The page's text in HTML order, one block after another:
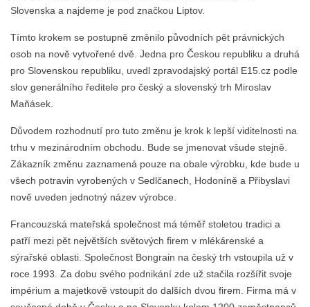
Slovenska a najdeme je pod značkou Liptov.
Tímto krokem se postupně změnilo původních pět právnických
osob na nově vytvořené dvě. Jedna pro Českou republiku a druhá
pro Slovenskou republiku, uvedl zpravodajský portál E15.cz podle
slov generálního ředitele pro český a slovenský trh Miroslav
Maňásek.
Důvodem rozhodnutí pro tuto změnu je krok k lepší viditelnosti na
trhu v mezinárodním obchodu. Bude se jmenovat všude stejně.
Zákazník změnu zaznamená pouze na obale výrobku, kde bude u
všech potravin vyrobených v Sedlčanech, Hodoníně a Přibyslavi
nově uveden jednotný název výrobce.
Francouzská mateřská společnost má téměř stoletou tradici a
patří mezi pět největších světových firem v mlékárenské a
sýrařské oblasti. Společnost Bongrain na český trh vstoupila už v
roce 1993. Za dobu svého podnikání zde už stačila rozšířit svoje
impérium a majetkově vstoupit do dalších dvou firem. Firma má v